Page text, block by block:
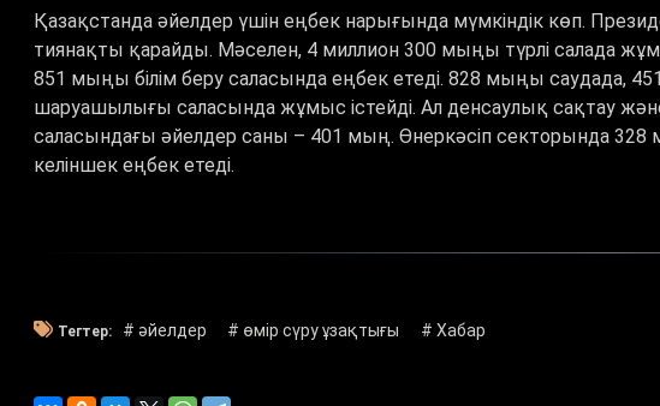
Қазақстанда әйелдер үшін еңбек нарығында мүмкіндік көп.
тиянақты қарайды. Мәселен, 4 миллион 300 мыңы түрлі салада
851 мыңы білім беру саласында еңбек етеді. 828 мыңы саудада,
шаруашылығы саласында жұмыс істейді. Ал денсаулық сақтау
саласындағы әйелдер саны – 401 мың. Өнеркәсіп секторында
келіншек еңбек етеді.
Тегтер: # әйелдер # өмір сүру ұзақтығы # Хабар